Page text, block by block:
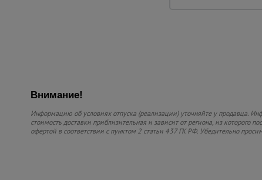
Внимание!
Информацию об условиях отпуска (реализации) уточняйте у продавца.
стоимость доставки приблизительная и зависит от региона, из которого
офертой в соответствии с пунктом 2 статьи 437 ГК РФ. Убедительно